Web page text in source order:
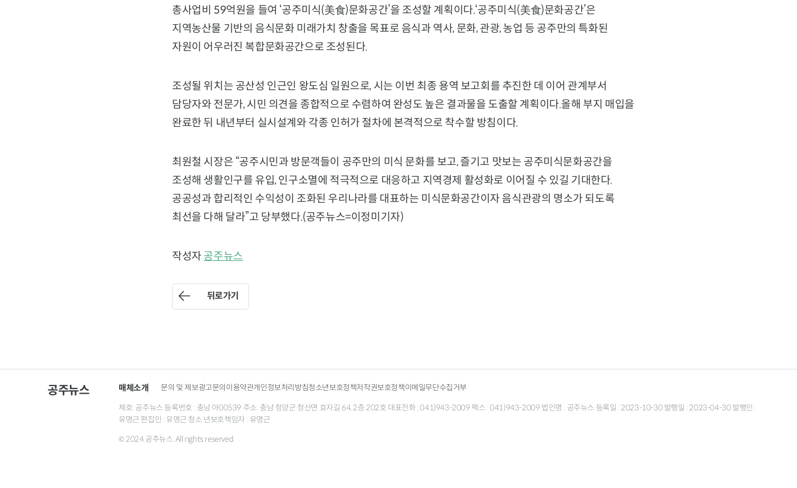
총사업비 59억원을 들여 ‘공주미식(美食)문화공간’을 조성할 계획이다.‘공주미식(美食)문화공간’은
지역농산물 기반의 음식문화 미래가치 창출을 목표로 음식과 역사, 문화, 관광, 농업 등 공주만의 특화된
자원이 어우러진 복합문화공간으로 조성된다.
조성될 위치는 공산성 인근인 왕도심 일원으로, 시는 이번 최종 용역 보고회를 추진한 데 이어 관계부서
담당자와 전문가, 시민 의견을 종합적으로 수렴하여 완성도 높은 결과물을 도출할 계획이다.올해 부지 매입을
완료한 뒤 내년부터 실시설계와 각종 인허가 절차에 본격적으로 착수할 방침이다.
최원철 시장은 “공주시민과 방문객들이 공주만의 미식 문화를 보고, 즐기고 맛보는 공주미식문화공간을
조성해 생활인구를 유입, 인구소멸에 적극적으로 대응하고 지역경제 활성화로 이어질 수 있길 기대한다.
공공성과 합리적인 수익성이 조화된 우리나라를 대표하는 미식문화공간이자 음식관광의 명소가 되도록
최선을 다해 달라”고 당부했다.(공주뉴스=이정미기자)
작성자 공주뉴스
뒤로가기
공주뉴스 매체소개 문의 및 제보광고문의이용약관개인정보처리방침청소년보호정책저작권보호정책이메일무단수집거부
제호: 공주뉴스 등록번호 : 충남 아00539 주소: 충남 청양군 청산면 효자길 64, 2층 202호 대표전화 : 041)943-2009 팩스 : 041)943-2009 법인명 : 공주뉴스 등록일 : 2023-10-30 발행일 : 2023-04-30 발행인 :
유명근 편집인 : 유명근 청소 년보호책임자 : 유명근
© 2024 공주뉴스. All rights reserved.